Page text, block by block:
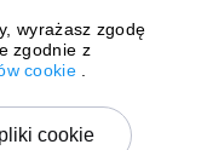
wyrażasz zgodę
zgodnie z
cookie
cookie